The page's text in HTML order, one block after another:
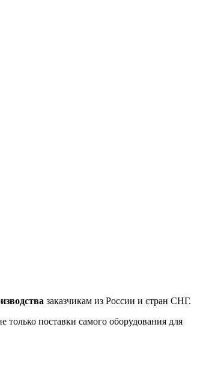
заказчикам из России и стран СНГ.
поставки самого оборудования для